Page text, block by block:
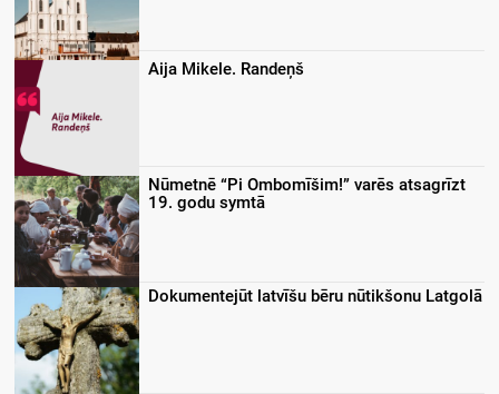
Aija Mikele. Randeņš
Nūmetnē “Pi Ombomīšim!” varēs atsagrīzt
19. godu symtā
Dokumentejūt latvīšu bēru nūtikšonu Latgolā